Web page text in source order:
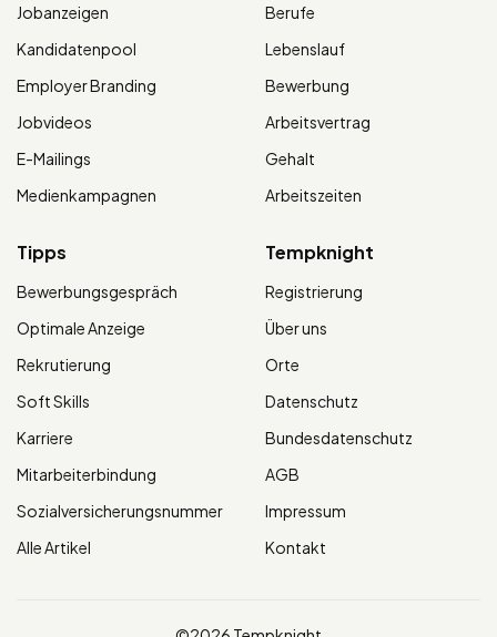
Jobanzeigen
Kandidatenpool
Employer Branding
Jobvideos
E-Mailings
Medienkampagnen
Berufe
Lebenslauf
Bewerbung
Arbeitsvertrag
Gehalt
Arbeitszeiten
Tipps
Bewerbungsgespräch
Optimale Anzeige
Rekrutierung
Soft Skills
Karriere
Mitarbeiterbindung
Sozialversicherungsnummer
Alle Artikel
Tempknight
Registrierung
Über uns
Orte
Datenschutz
Bundesdatenschutz
AGB
Impressum
Kontakt